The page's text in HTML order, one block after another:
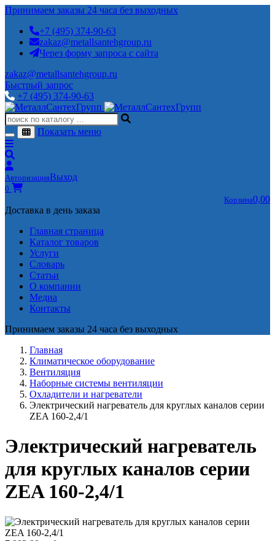
Принимаем заказы 24 часа без выходных
+7 (495) 374-90-63
zakaz@metallsantehgroup.ru
Через форму запроса с сайта
zakaz@metallsantehgroup.ru
Быстрый запрос
+7 (495) 374-90-63
Показать меню
АвторизацияВыход
0
Корзина0,00
Доставка в день заказа
Главная страница
Каталог товаров
Услуги
Словарь
Статьи
О компании
Медиа
Контакты
Принимаем заказы 24 часа без выходных
Главная
Климатическое оборудование
Вентиляция
Наборные системы вентиляции
Охладители и нагреватели
Электрический нагреватель для круглых каналов серии
ZEA 160-2,4/1
Электрический нагреватель
для круглых каналов серии
ZEA 160-2,4/1